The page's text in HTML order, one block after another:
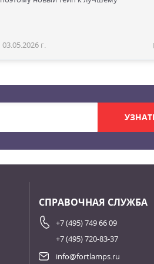
03.05.2026 г.
СПРАВОЧНАЯ СЛУЖБА
+7 (495) 749 66 09
+7 (495) 720-83-37
info@fortlamps.ru